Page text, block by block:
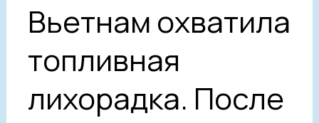
Вьетнам охватила
топливная
лихорадка. После